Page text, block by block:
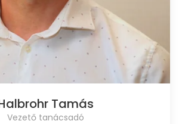
Tamás
Vezető tanácsadó